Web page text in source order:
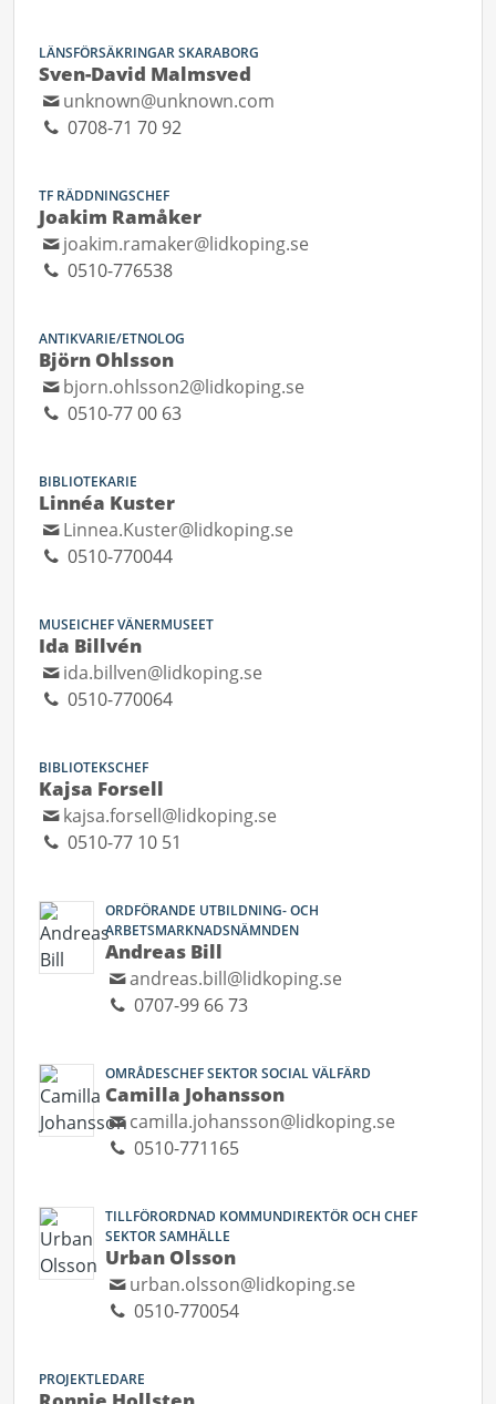
LÄNSFÖRSÄKRINGAR SKARABORG
Sven-David Malmsved
unknown@unknown.com
0708-71 70 92
TF RÄDDNINGSCHEF
Joakim Ramåker
joakim.ramaker@lidkoping.se
0510-776538
ANTIKVARIE/ETNOLOG
Björn Ohlsson
bjorn.ohlsson2@lidkoping.se
0510-77 00 63
BIBLIOTEKARIE
Linnéa Kuster
Linnea.Kuster@lidkoping.se
0510-770044
MUSEICHEF VÄNERMUSEET
Ida Billvén
ida.billven@lidkoping.se
0510-770064
BIBLIOTEKSCHEF
Kajsa Forsell
kajsa.forsell@lidkoping.se
0510-77 10 51
ORDFÖRANDE UTBILDNING- OCH
ARBETSMARKNADSNÄMNDEN
Andreas Bill
andreas.bill@lidkoping.se
0707-99 66 73
OMRÅDESCHEF SEKTOR SOCIAL VÄLFÄRD
Camilla Johansson
camilla.johansson@lidkoping.se
0510-771165
TILLFÖRORDNAD KOMMUNDIREKTÖR OCH CHEF
SEKTOR SAMHÄLLE
Urban Olsson
urban.olsson@lidkoping.se
0510-770054
PROJEKTLEDARE